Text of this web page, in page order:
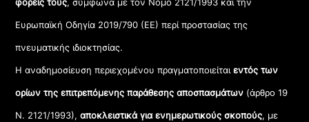
φορείς τους, σύμφωνα με τον Νόμο 2121/1993 και την
Ευρωπαϊκή Οδηγία 2019/790 (ΕΕ) περί προστασίας της
πνευματικής ιδιοκτησίας.
Η αναδημοσίευση περιεχομένου πραγματοποιείταιεντός των
ορίων της επιτρεπόμενης παράθεσης αποσπασμάτων (άρθρο 19
Ν. 2121/1993), αποκλειστικά για ενημερωτικούς σκοπούς, με